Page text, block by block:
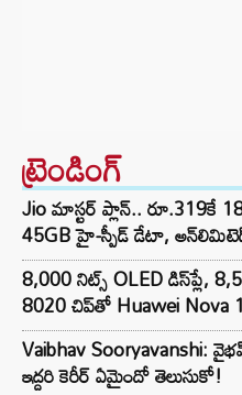
ట్రెండింగ్‌
Jio మాస్టర్ ప్లాన్.. రూ.319కే
45GB హై-స్పీడ్ డేటా,
8,000 నిట్స్ OLED డిస్‌ప్లే,
8020 చిప్‌తో Huawei Nova
Vaibhav Sooryavanshi:
ఇద్దరి కెరీర్ ఏమైందో తెలుసుకో!